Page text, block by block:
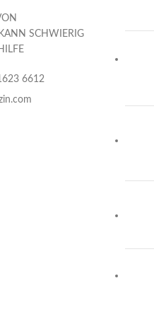
SCHWIERIG
6612